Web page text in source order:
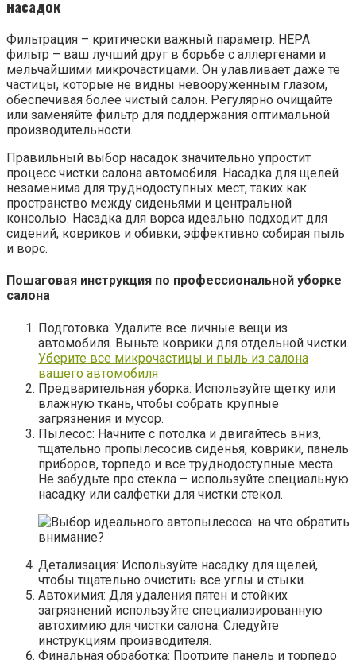
насадок
Фильтрация – критически важный параметр. HEPA
фильтр – ваш лучший друг в борьбе с аллергенами и
мельчайшими микрочастицами. Он улавливает даже те
частицы, которые не видны невооруженным глазом,
обеспечивая более чистый салон. Регулярно очищайте
или заменяйте фильтр для поддержания оптимальной
производительности.
Правильный выбор насадок значительно упростит
процесс чистки салона автомобиля. Насадка для щелей
незаменима для труднодоступных мест, таких как
пространство между сиденьями и центральной
консолью. Насадка для ворса идеально подходит для
сидений, ковриков и обивки, эффективно собирая пыль
и ворс.
Пошаговая инструкция по профессиональной уборке
салона
Подготовка: Удалите все личные вещи из
автомобиля. Выньте коврики для отдельной чистки.
Уберите все микрочастицы и пыль из салона
вашего автомобиля
Предварительная уборка: Используйте щетку или
влажную ткань, чтобы собрать крупные
загрязнения и мусор.
Пылесос: Начните с потолка и двигайтесь вниз,
тщательно пропылесосив сиденья, коврики, панель
приборов, торпедо и все труднодоступные места.
Не забудьте про стекла – используйте специальную
насадку или салфетки для чистки стекол.
Детализация: Используйте насадку для щелей,
чтобы тщательно очистить все углы и стыки.
Автохимия: Для удаления пятен и стойких
загрязнений используйте специализированную
автохимию для чистки салона. Следуйте
инструкциям производителя.
Финальная обработка: Протрите панель и торпедо